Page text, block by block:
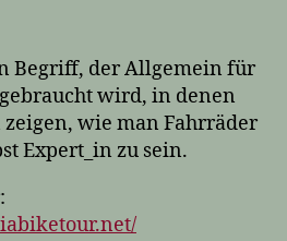
Begriff, der Allgemein für
wird, in denen
wie man Fahrräder
Expert_in zu sein.